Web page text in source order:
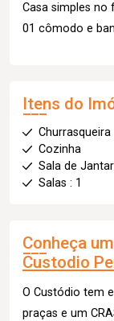
Casa simples no
01 cômodo e
Itens do
Churrasqueira
Cozinha
Sala de Jantar
Salas : 1
Conheça
Custodio
O Custódio tem
praças e um